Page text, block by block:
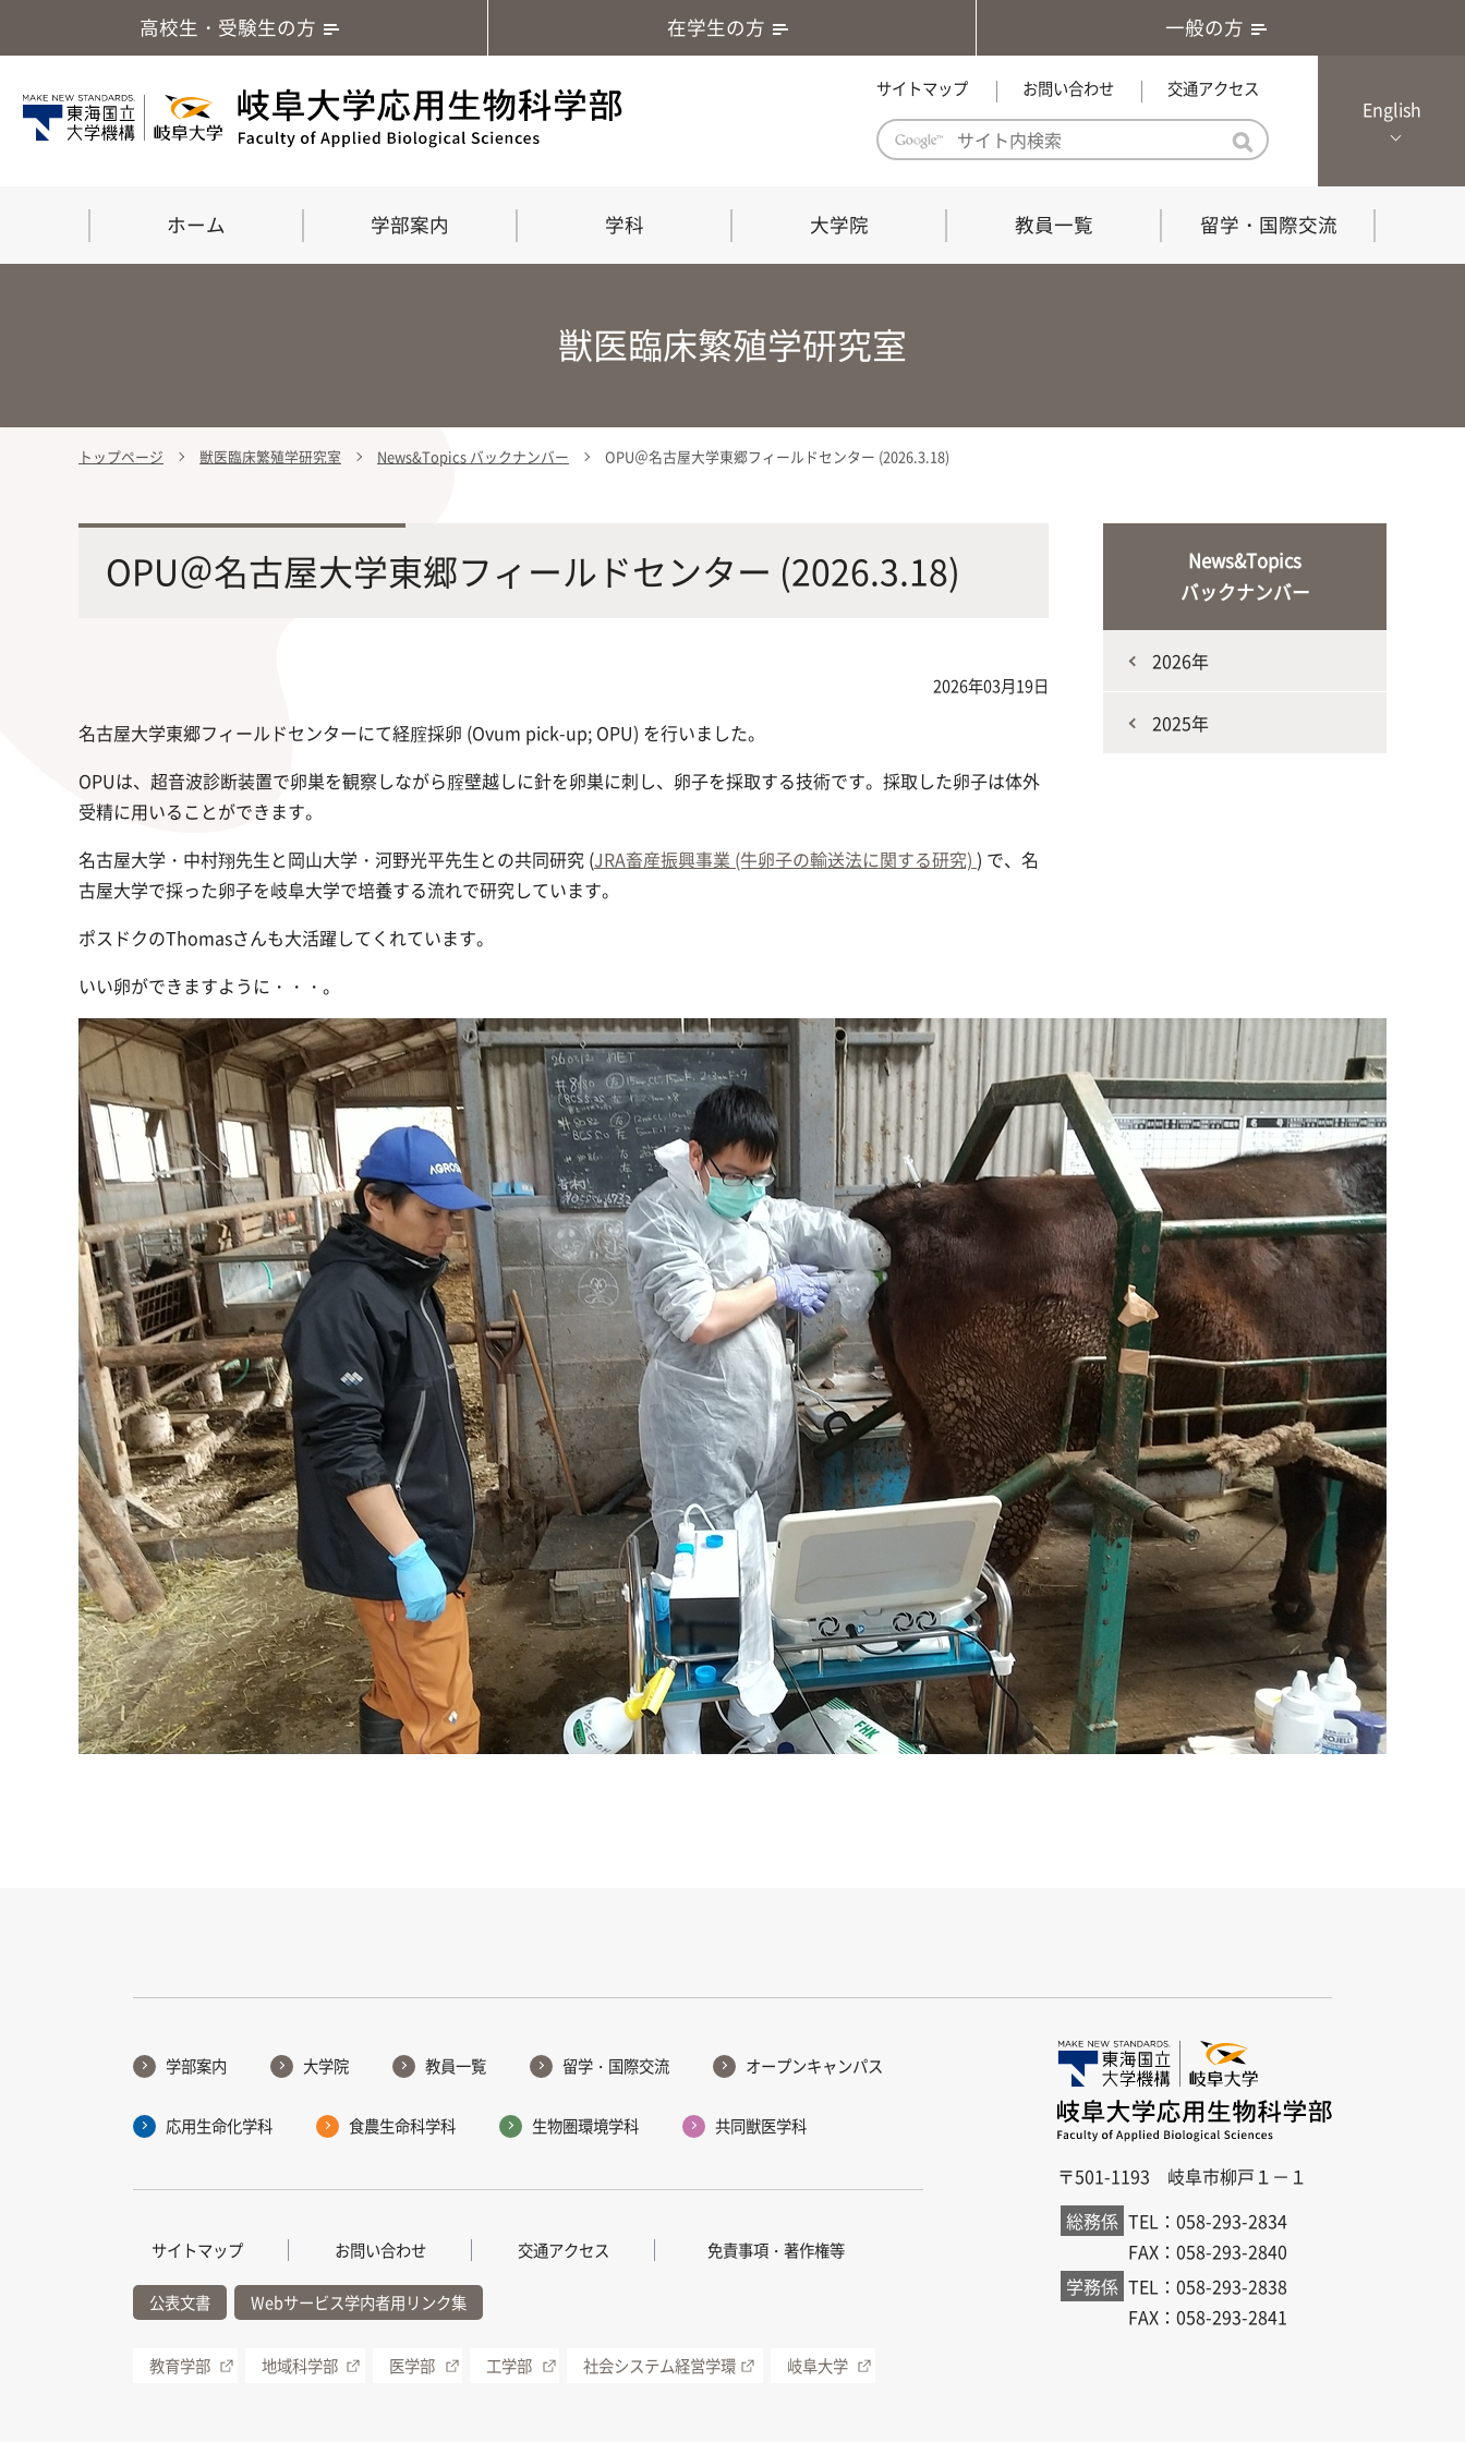
高校生・受験生の方 在学生の方 一般の方
サイトマップ お問い合わせ 交通アクセス
English
ホーム 学部案内
学部案内
学部・大学院の教育ビジョン、
沿革及び入試情報について
教育理念・教育目標
「専門的能力の要素」「達成すべき
水準」「評価方法」
学科の教育における３つの方針と専
門的能力
附属施設・教育研究関連施設
学科
応用生命化学科
最先端の化学とバイオテクノロジー
を創造
食農生命科学科 生物圏環境学科
ーズに対応
人と動物との共生を目指し、動物の
旧課程・コースはこちら 応用生命科学課程
大学院
大学院
修士課程・博士課程
連合獣医学研究科（博士課程）
教員一覧 留学・国際交流
留学・国際交流
獣医臨床繁殖学研究室
トップページ 獣医臨床繁殖学研究室 News&Topics バックナンバー OPU＠名古屋大学東郷フィールドセンター (2026.3.18)
OPU＠名古屋大学東郷フィールドセンター (2026.3.18)
2026年03月19日
名古屋大学東郷フィールドセンターにて経腟採卵 (Ovum pick-up; OPU) を行いました。
OPUは、超音波診断装置で卵巣を観察しながら腟壁越しに針を卵巣に刺し、卵子を採取する技術です。採取した卵子は体外
受精に用いることができます。
名古屋大学・中村翔先生と岡山大学・河野光平先生との共同研究 (JRA畜産振興事業 (牛卵子の輸送法に関する研究) ) で、名
古屋大学で採った卵子を岐阜大学で培養する流れで研究しています。
ポスドクのThomasさんも大活躍してくれています。
いい卵ができますように・・・。
News&Topics
バックナンバー
2026年
2025年
学部案内 大学院 教員一覧 留学・国際交流 オープンキャンパス
応用生命化学科 食農生命科学科 生物圏環境学科 共同獣医学科
サイトマップ お問い合わせ 交通アクセス 免責事項・著作権等
公表文書 Webサービス学内者用リンク集
教育学部 地域科学部 医学部 工学部 社会システム経営学環 岐阜大学
〒501-1193 岐阜市柳戸１－１
総務係 TEL：058-293-2834
FAX：058-293-2840
学務係 TEL：058-293-2838
FAX：058-293-2841